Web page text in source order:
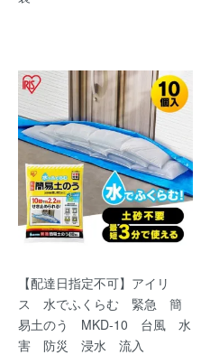
【配達日指定不可】アイリ
ス 水でふくらむ 緊急 簡
易土のう MKD-10 台風 水
害 防災 浸水 流入